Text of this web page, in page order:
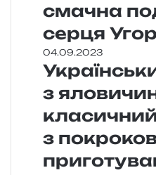
смачна
серця
04.09.2023
з
з